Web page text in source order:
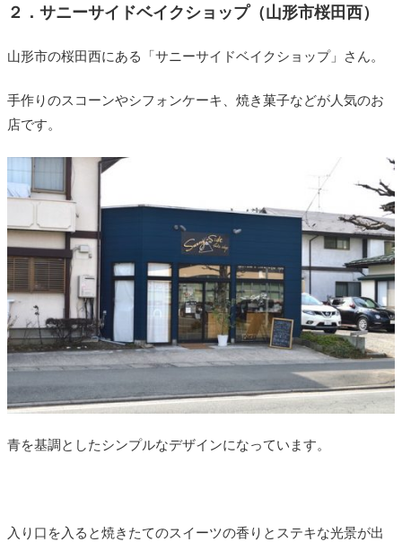
２．サニーサイドベイクショップ（山形市桜田西）
山形市の桜田西にある「サニーサイドベイクショップ」さん。
手作りのスコーンやシフォンケーキ、焼き菓子などが人気のお
店です。
青を基調としたシンプルなデザインになっています。
入り口を入ると焼きたてのスイーツの香りとステキな光景が出